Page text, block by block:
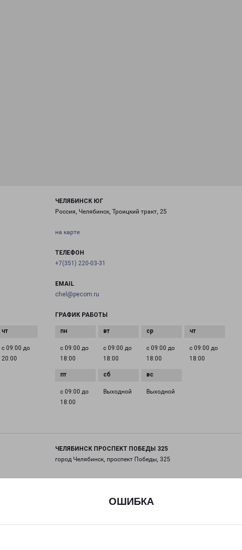
ОШИБКА
с 09:00 до
20:00
ЧЕЛЯБИНСК ЮГ
Россия, Челябинск, Троицкий тракт, 25
на карте
ТЕЛЕФОН
+7(351) 220-03-31
EMAIL
chel@pecom.ru
ГРАФИК РАБОТЫ
с 09:00 до
18:00
с 09:00 до
18:00
с 09:00 до
18:00
с 09:00 до
18:00
с 09:00 до
18:00
Выходной Выходной
ЧЕЛЯБИНСК ПРОСПЕКТ ПОБЕДЫ 325
город Челябинск, проспект Победы, 325
на карте